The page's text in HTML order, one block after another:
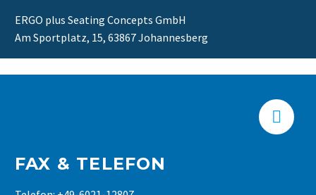
ERGO plus Seating Concepts GmbH
Am Sportplatz, 15, 63867 Johannesberg


FAX & TELEFON